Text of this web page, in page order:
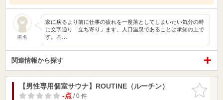
匿名
家に戻るより前に仕事の疲れを一度落としてしまいたい気分の時
に文字通り「立ち寄り」ます。人口温泉であることは承知の上で
す。基…
関連情報から探す
お気に入
りに追加
【男性専用個室サウナ】ROUTINE（ルーチン）
-点/ 0 件